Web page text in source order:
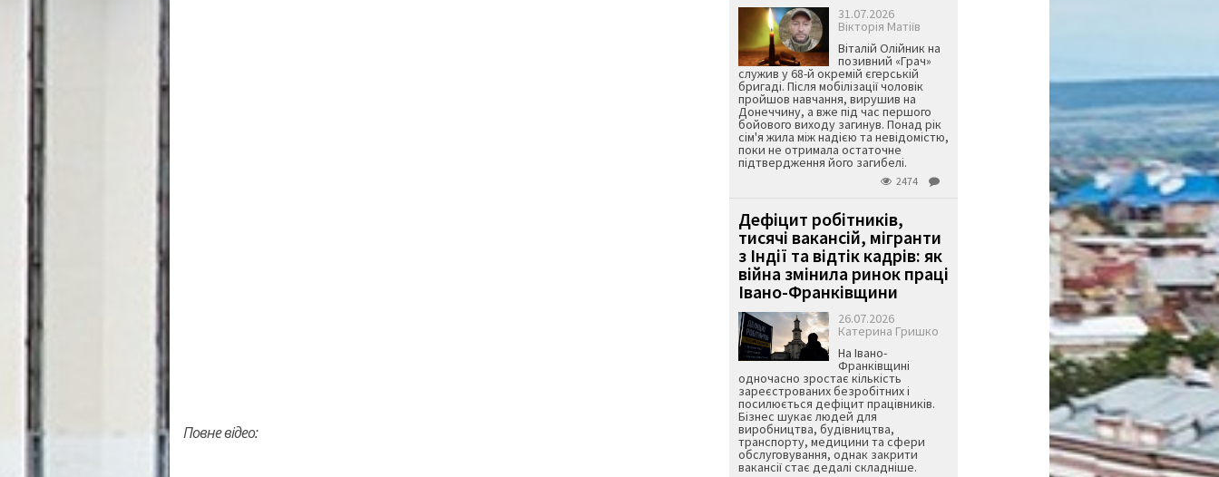
Повне відео:
31.07.2026
Вікторія Матіїв
Віталій Олійник на
позивний «Грач»
служив у 68-й окремій єгерській
бригаді. Після мобілізації чоловік
пройшов навчання, вирушив на
Донеччину, а вже під час першого
бойового виходу загинув. Понад рік
сім'я жила між надією та невідомістю,
поки не отримала остаточне
підтвердження його загибелі.
2474
Дефіцит робітників,
тисячі вакансій, мігранти
з Індії та відтік кадрів: як
війна змінила ринок праці
Івано-Франківщини
26.07.2026
Катерина Гришко
На Івано-
Франківщині
одночасно зростає кількість
зареєстрованих безробітних і
посилюється дефіцит працівників.
Бізнес шукає людей для
виробництва, будівництва,
транспорту, медицини та сфери
обслуговування, однак закрити
вакансії стає дедалі складніше.